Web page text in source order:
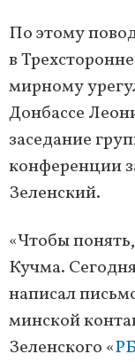
По этому
в
мирному
Донбассе
заседание
конференции
Зеленский.
«Чтобы
Кучма.
написал
минской
Зеленского «